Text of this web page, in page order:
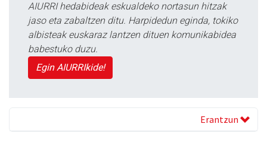
AIURRI hedabideak eskualdeko nortasun hitzak
jaso eta zabaltzen ditu. Harpidedun eginda, tokiko
albisteak euskaraz lantzen dituen komunikabidea
babestuko duzu.
Egin AIURRIkide!
Erantzun